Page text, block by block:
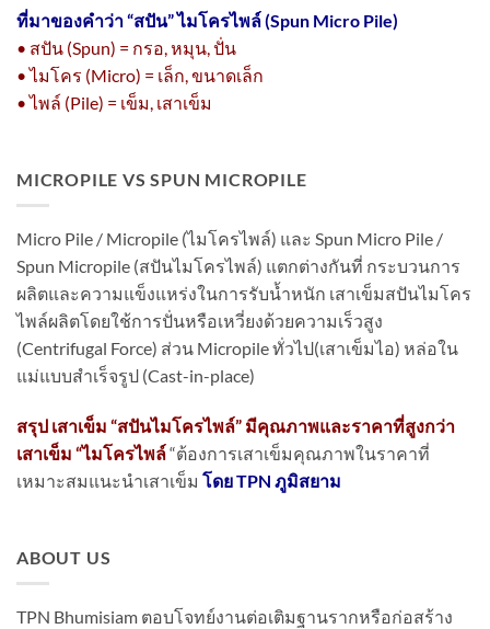
ที่มาของคำว่า “สปัน” ไมโครไพล์ (Spun Micro Pile)
• สปัน (Spun) = กรอ, หมุน, ปั่น
• ไมโคร (Micro) = เล็ก, ขนาดเล็ก
• ไพล์ (Pile) = เข็ม, เสาเข็ม
MICROPILE VS SPUN MICROPILE
Micro Pile / Micropile (ไมโครไพล์) และ Spun Micro Pile /
Spun Micropile (สปันไมโครไพล์) แตกต่างกันที่ กระบวนการ
ผลิตและความแข็งแหร่งในการรับน้ำหนัก เสาเข็มสปันไมโคร
ไพล์ผลิตโดยใช้การปั่นหรือเหวี่ยงด้วยความเร็วสูง
(Centrifugal Force) ส่วน Micropile ทั่วไป(เสาเข็มไอ) หล่อใน
แม่แบบสำเร็จรูป (Cast-in-place)
สรุป เสาเข็ม “สปันไมโครไพล์” มีคุณภาพและราคาที่สูงกว่า
เสาเข็ม “ไมโครไพล์“ต้องการเสาเข็มคุณภาพในราคาที่
เหมาะสมแนะนำเสาเข็ม โดย TPN ภูมิสยาม
ABOUT US
TPN Bhumisiam ตอบโจทย์งานต่อเติมฐานรากหรือก่อสร้าง